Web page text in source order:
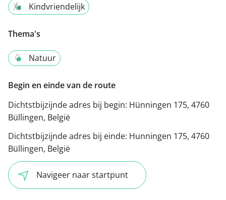
Kindvriendelijk
Thema's
Natuur
Begin en einde van de route
Dichtstbijzijnde adres bij begin: Hünningen 175, 4760
Büllingen, België
Dichtstbijzijnde adres bij einde: Hunningen 175, 4760
Büllingen, België
Navigeer naar startpunt